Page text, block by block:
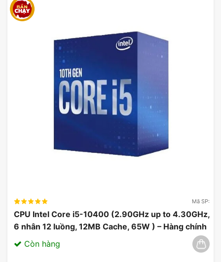
Mã SP:
CPU Intel Core i5-10400 (2.90GHz up to 4.30GHz,
6 nhân 12 luồng, 12MB Cache, 65W ) – Hàng chính
hãng 03/2025
Còn hàng